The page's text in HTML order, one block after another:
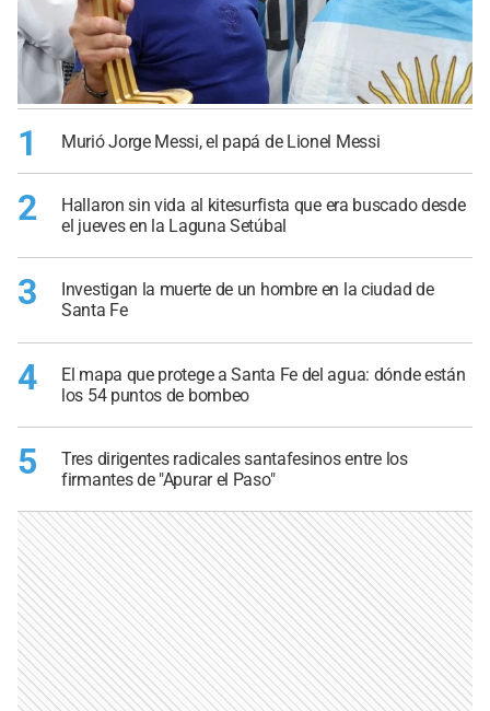
1 Murió Jorge Messi, el papá de Lionel Messi
2
Hallaron sin vida al kitesurfista que era buscado desde
el jueves en la Laguna Setúbal
3
Investigan la muerte de un hombre en la ciudad de
Santa Fe
4
El mapa que protege a Santa Fe del agua: dónde están
los 54 puntos de bombeo
5
Tres dirigentes radicales santafesinos entre los
firmantes de "Apurar el Paso"